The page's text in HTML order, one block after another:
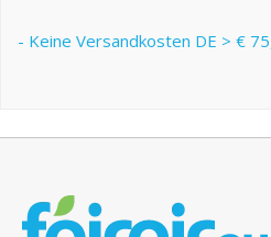
- Keine Versandkosten DE > €